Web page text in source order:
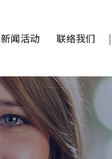
新闻活动 联络我们